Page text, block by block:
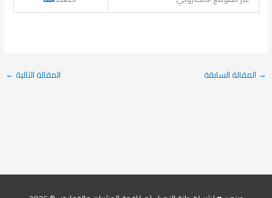
→ المقالة السابقة المقالة التالية←